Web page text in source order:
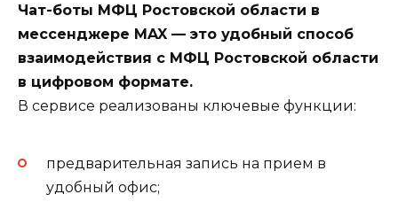
Чат-боты МФЦ Ростовской области в
мессенджере MAX — это удобный способ
взаимодействия с МФЦ Ростовской области
в цифровом формате.
В сервисе реализованы ключевые функции:
предварительная запись на прием в
удобный офис;